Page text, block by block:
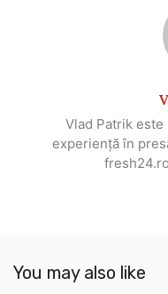
Vlad Patrik este
experiență în
You may also like